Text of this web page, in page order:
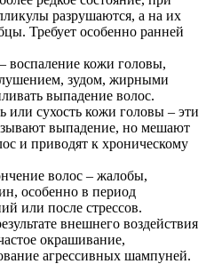
разрушаются, а на их
Требует особенно ранней
воспаление кожи головы,
зудом, жирными
выпадение волос.
сухость кожи головы – эти
выпадение, но мешают
и приводят к хроническому
волос – жалобы,
особенно в период
или после стрессов.
внешнего воздействия
окрашивание,
агрессивных шампуней.